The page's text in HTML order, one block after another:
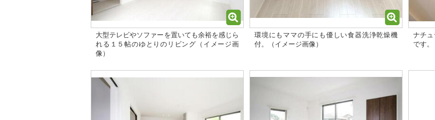
大型テレビやソファーを置いても余裕を感じら
れる１５帖のゆとりのリビング（イメージ画
像）
環境にもママの手にも優しい食器洗浄乾燥機
付。（イメージ画像）
ナチ
です。